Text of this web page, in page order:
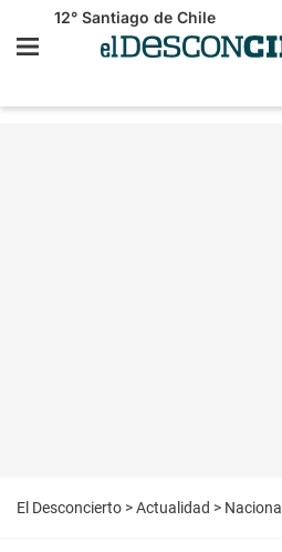
12° Santiago de Chile
El Desconcierto >Actualidad > Nacional